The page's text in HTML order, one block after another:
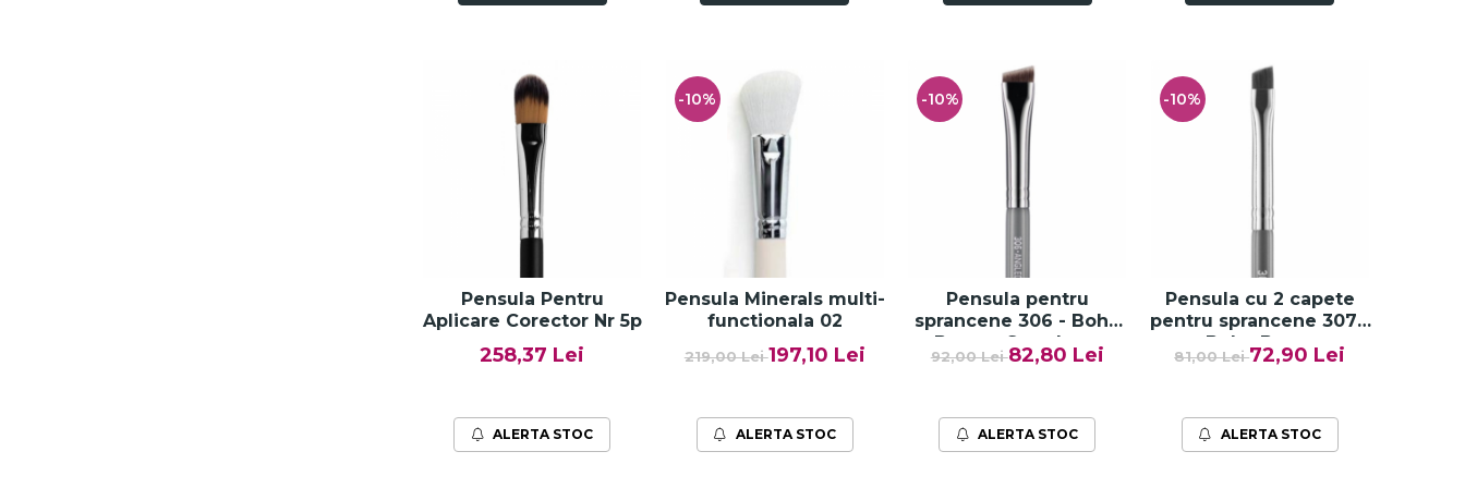
Pensula Pentru
Aplicare Corector Nr 5p
258,37 Lei
ALERTA STOC
-10%
Pensula Minerals multi-
functionala 02
219,00 Lei197,10 Lei
ALERTA STOC
-10%
Pensula pentru
sprancene 306 - Boho
Beauty Smudge -
Paese
92,00 Lei82,80 Lei
ALERTA STOC
-10%
Pensula cu 2 capete
pentru sprancene 307V
- Boho Beauty
Brow&Lash - Paese
81,00 Lei72,90 Lei
ALERTA STOC